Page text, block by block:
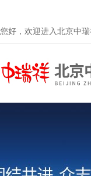
您好，欢迎进入北京中